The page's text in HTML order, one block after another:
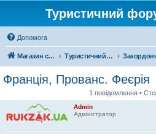
Туристичний
Допомога
Магазин спорядження Туристичний форум «Рюкзак»
Франція, Прованс. Феєрія
1 повідомлення •
Admin
Адміністратор